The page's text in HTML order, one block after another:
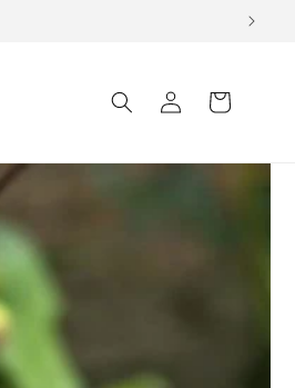
Inloggen
Winkelwagen